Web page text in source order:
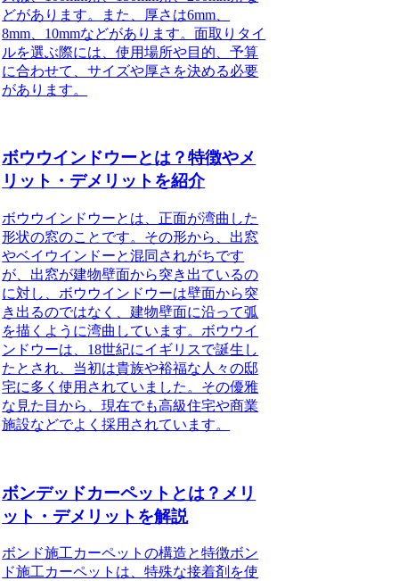
どがあります。また、厚さは6mm、
8mm、10mmなどがあります。面取りタイ
ルを選ぶ際には、使用場所や目的、予算
に合わせて、サイズや厚さを決める必要
があります。
ボウウインドウーとは？特徴やメ
リット・デメリットを紹介
ボウウインドウーとは、正面が湾曲した
形状の窓のことです。その形から、出窓
やベイウインドーと混同されがちです
が、出窓が建物壁面から突き出ているの
に対し、ボウウインドウーは壁面から突
き出るのではなく、建物壁面に沿って弧
を描くように湾曲しています。ボウウイ
ンドウーは、18世紀にイギリスで誕生し
たとされ、当初は貴族や裕福な人々の邸
宅に多く使用されていました。その優雅
な見た目から、現在でも高級住宅や商業
施設などでよく採用されています。
ボンデッドカーペットとは？メリ
ット・デメリットを解説
ボンド施工カーペットの構造と特徴ボン
ド施工カーペットは、特殊な接着剤を使